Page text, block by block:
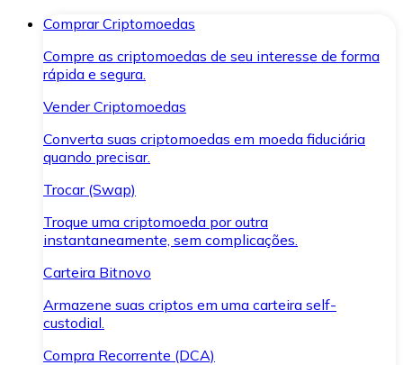
Comprar Criptomoedas
Compre as criptomoedas de seu interesse de forma
rápida e segura.
Vender Criptomoedas
Converta suas criptomoedas em moeda fiduciária
quando precisar.
Trocar (Swap)
Troque uma criptomoeda por outra
instantaneamente, sem complicações.
Carteira Bitnovo
Armazene suas criptos em uma carteira self-
custodial.
Compra Recorrente (DCA)